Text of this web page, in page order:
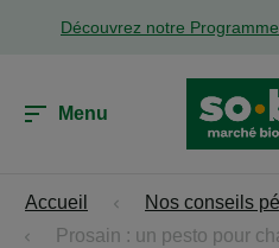
Découvrez notre
Menu
Accueil
Nos conseils
Prosain : un pesto pour